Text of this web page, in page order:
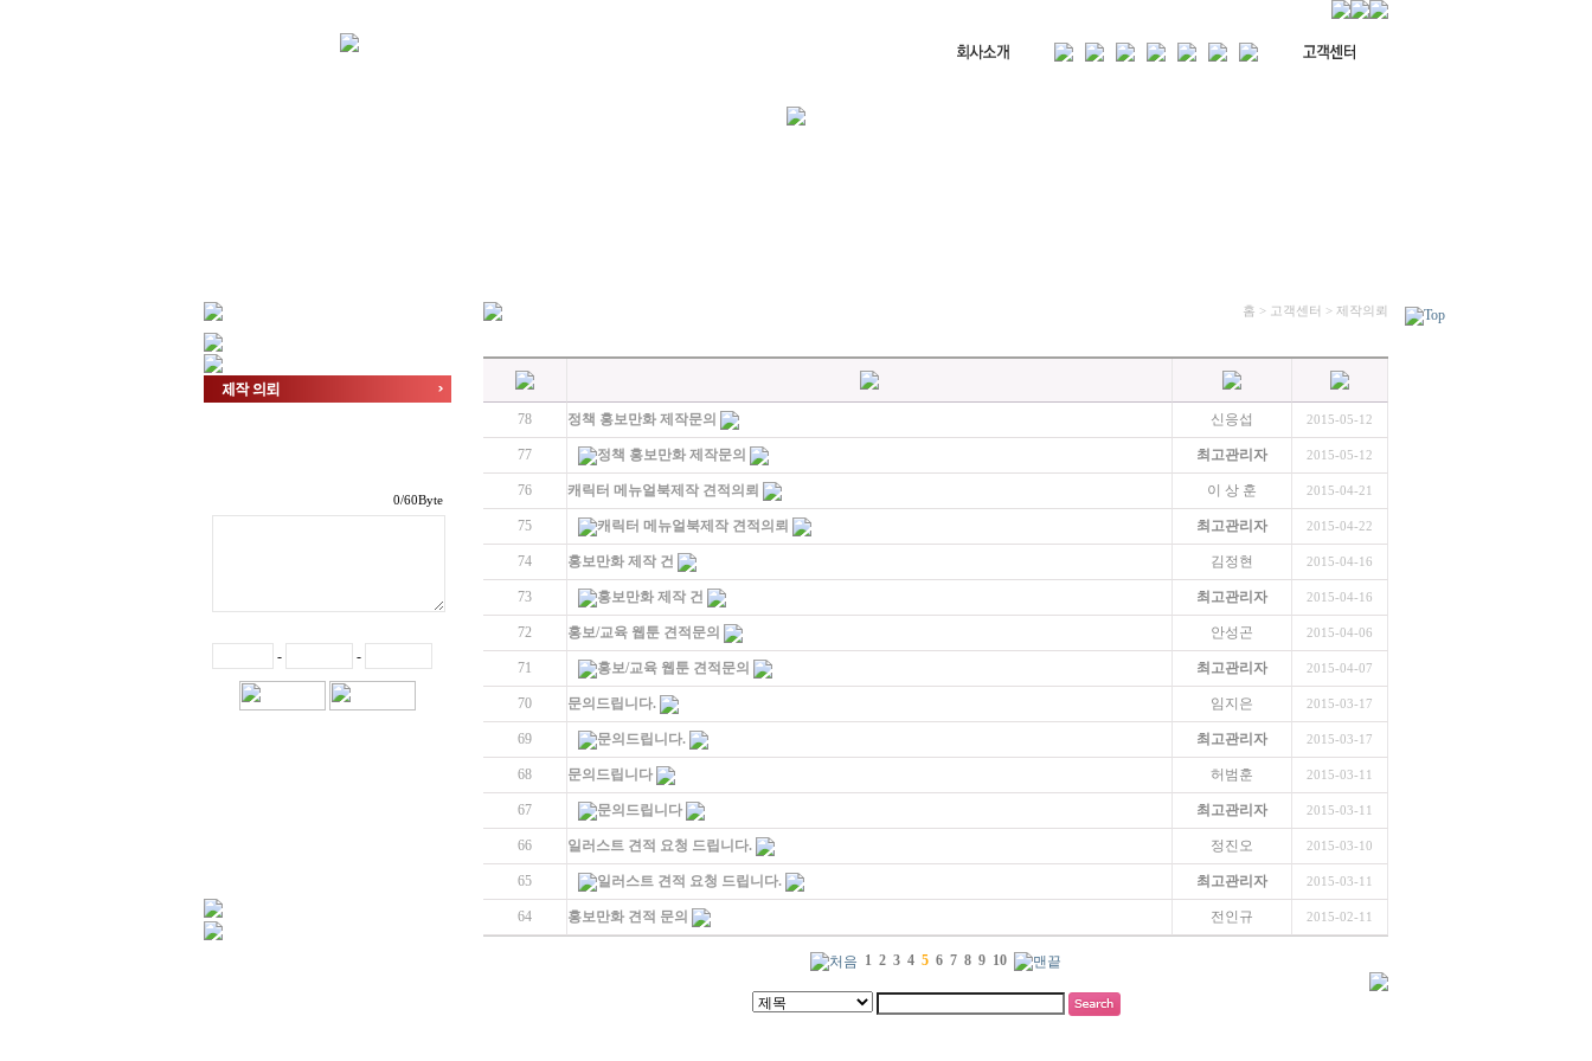
/60Byte
- -
홈 > 고객센터 > 제작의뢰
78 정책 홍보만화 제작문의 신응섭 2015-05-12
77 정책 홍보만화 제작문의 최고관리자 2015-05-12
76 캐릭터 메뉴얼북제작 견적의뢰 이 상 훈 2015-04-21
75 캐릭터 메뉴얼북제작 견적의뢰 최고관리자 2015-04-22
74 홍보만화 제작 건 김정현 2015-04-16
73 홍보만화 제작 건 최고관리자 2015-04-16
72 홍보/교육 웹툰 견적문의 안성곤 2015-04-06
71 홍보/교육 웹툰 견적문의 최고관리자 2015-04-07
70 문의드립니다. 임지은 2015-03-17
69 문의드립니다. 최고관리자 2015-03-17
68 문의드립니다 허범훈 2015-03-11
67 문의드립니다 최고관리자 2015-03-11
66 일러스트 견적 요청 드립니다. 정진오 2015-03-10
65 일러스트 견적 요청 드립니다. 최고관리자 2015-03-11
64 홍보만화 견적 문의 전인규 2015-02-11
1 2 3 4 5 6 7 8 9 10